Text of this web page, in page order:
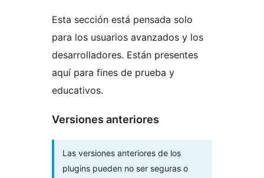
Esta sección está pensada solo
para los usuarios avanzados y los
desarrolladores. Están presentes
aquí para fines de prueba y
educativos.
Versiones anteriores
Las versiones anteriores de los
plugins pueden no ser seguras o